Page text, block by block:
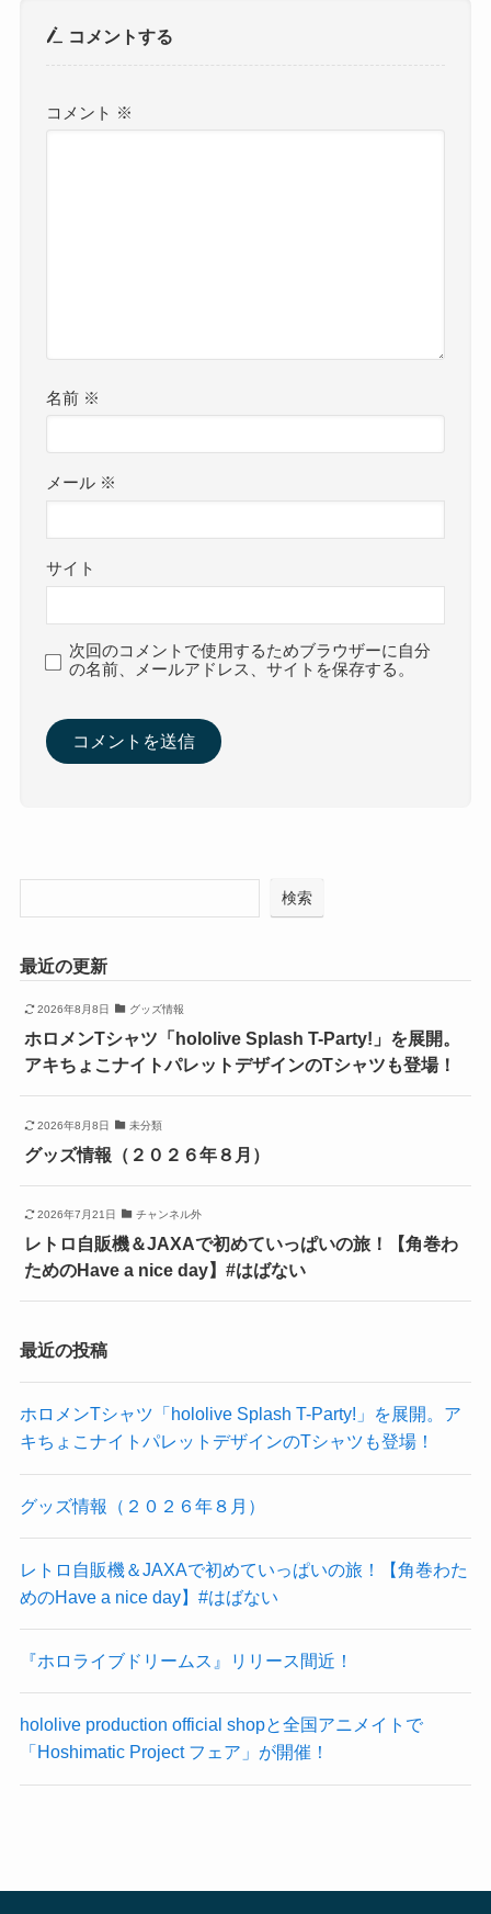
コメントする
コメント ※
名前 ※
メール ※
サイト
次回のコメントで使用するためブラウザーに自分
の名前、メールアドレス、サイトを保存する。
検索
最近の更新
2026年8月8日 グッズ情報
ホロメンTシャツ「hololive Splash T-Party!」を展開。
アキちょこナイトパレットデザインのTシャツも登場！
2026年8月8日 未分類
グッズ情報（２０２６年８月）
2026年7月21日 チャンネル外
レトロ自販機＆JAXAで初めていっぱいの旅！【角巻わ
ためのHave a nice day】#はばない
最近の投稿
ホロメンTシャツ「hololive Splash T-Party!」を展開。ア
キちょこナイトパレットデザインのTシャツも登場！
グッズ情報（２０２６年８月）
レトロ自販機＆JAXAで初めていっぱいの旅！【角巻わた
めのHave a nice day】#はばない
『ホロライブドリームス』リリース間近！
hololive production official shopと全国アニメイトで
「Hoshimatic Project フェア」が開催！